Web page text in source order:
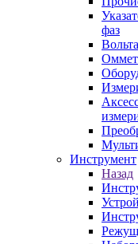
фаз
Инструмент
Назад